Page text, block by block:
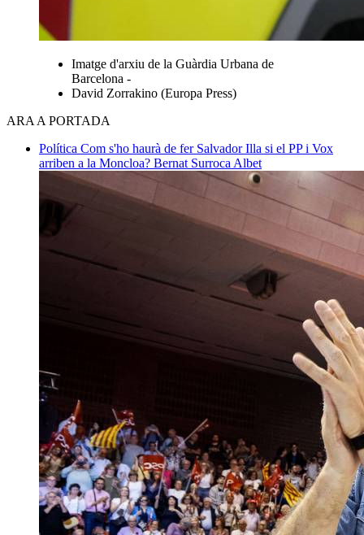
Imatge d'arxiu de la Guàrdia Urbana de
Barcelona -
David Zorrakino (Europa Press)
ARA A PORTADA
Política Com s'ho haurà de fer Salvador Illa si el PP i Vox
arriben a la Moncloa? Bernat Surroca Albet